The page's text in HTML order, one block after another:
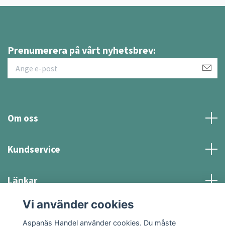
Prenumerera på vårt nyhetsbrev:
Om oss
Kundservice
Länkar
Sociala medier
Vi använder cookies
Aspanäs Handel använder cookies. Du måste